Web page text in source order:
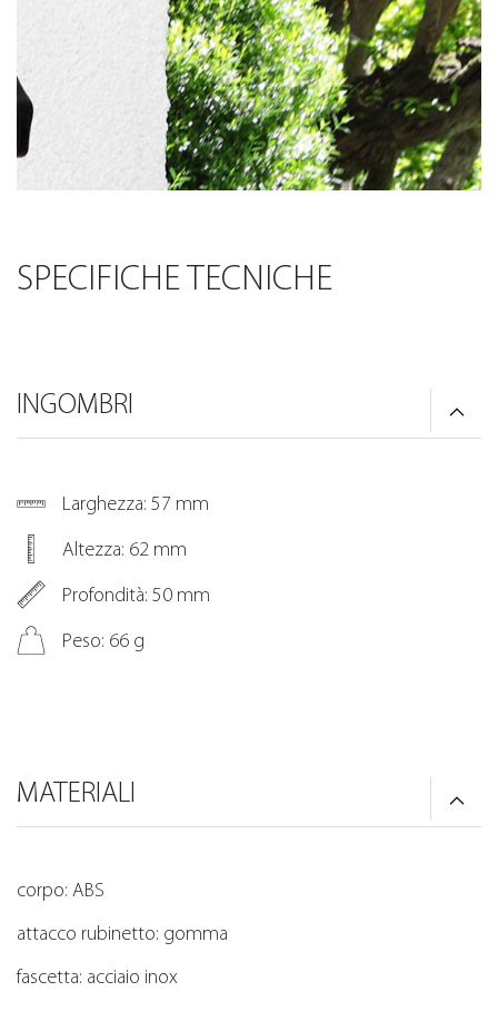
SPECIFICHE TECNICHE
INGOMBRI
Larghezza: 57 mm
Altezza: 62 mm
Profondità: 50 mm
Peso: 66 g
MATERIALI
corpo: ABS
attacco rubinetto: gomma
fascetta: acciaio inox